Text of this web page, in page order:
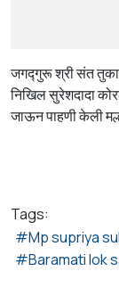
जगद्गुरू श्री संत
निखिल सुरेशदादा
जाऊन पाहणी केली
Tags:
Mp supriya
Baramati lok